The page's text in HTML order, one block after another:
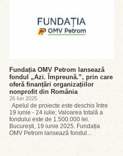
Fundația OMV Petrom lansează
fondul „Azi. Împreună.”, prin care
oferă finanțări organizațiilor
nonprofit din România
26 Iun 2025
Apelul de proiecte este deschis între
19 iunie - 24 iulie; Valoarea totală a
fondului este de 1.500.000 lei.
București, 19 iunie 2025. Fundația
OMV Petrom lansează fondul...